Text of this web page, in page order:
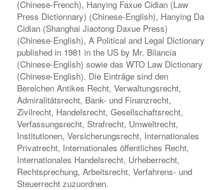
(Chinese-French), Hanying Faxue Cidian (Law
Press Dictionnary) (Chinese-English), Hanying Da
Cidian (Shanghai Jiaotong Daxue Press)
(Chinese-English), A Political and Legal Dictionary
published in 1981 in the US by Mr. Bilancia
(Chinese-English) sowie das WTO Law Dictionary
(Chinese-English). Die Einträge sind den
Bereichen Antikes Recht, Verwaltungsrecht,
Admiralitätsrecht, Bank- und Finanzrecht,
Zivilrecht, Handelsrecht, Gesellschaftsrecht,
Verfassungsrecht, Strafrecht, Umweltrecht,
Institutionen, Versicherungsrecht, Internationales
Privatrecht, Internationales öffentliches Recht,
Internationales Handelsrecht, Urheberrecht,
Rechtsprechung, Arbeitsrecht, Verfahrens- und
Steuerrecht zuzuordnen.